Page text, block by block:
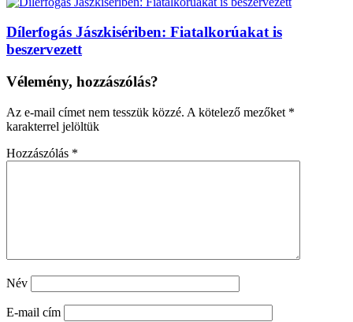
Dílerfogás Jászkisériben: Fiatalkorúakat is
beszervezett
Vélemény, hozzászólás?
Az e-mail címet nem tesszük közzé. A kötelező mezőket *
karakterrel jelöltük
Hozzászólás *
Név
E-mail cím